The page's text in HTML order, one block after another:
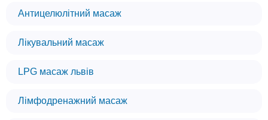
Антицелюлітний масаж
Лікувальний масаж
LPG масаж львів
Лімфодренажний масаж